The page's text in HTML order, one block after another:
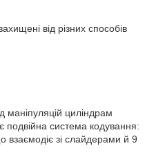
від різних способів
маніпуляцій циліндрам
система кодування:
взаємодіє зі слайдерами й 9